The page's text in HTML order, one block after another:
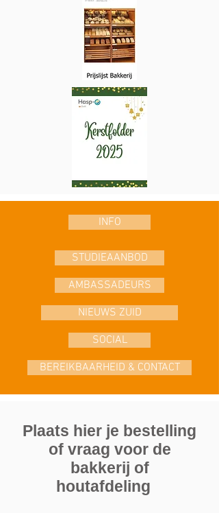
INFO
STUDIEAANBOD
AMBASSADEURS
NIEUWS ZUID
SOCIAL
BEREIKBAARHEID & CONTACT
Plaats hier je bestelling
of vraag voor de
bakkerij of
houtafdeling